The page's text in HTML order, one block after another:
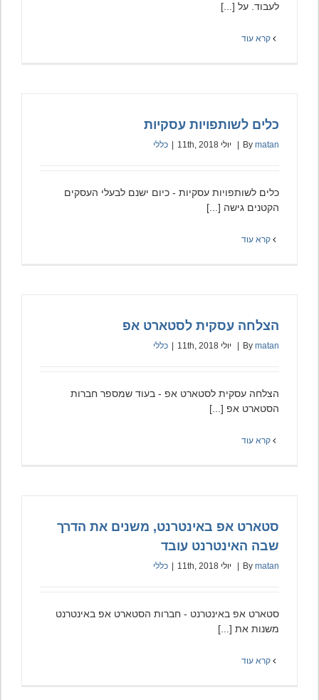
לעבוד. על [...]
קרא עוד
כלים לשותפויות עסקיות
By matan יולי 11th, 2018 כללי
כלים לשותפויות עסקיות - כיום ישנם לבעלי העסקים
הקטנים גישה [...]
קרא עוד
הצלחה עסקית לסטארט אפ
By matan יולי 11th, 2018 כללי
הצלחה עסקית לסטארט אפ - בעוד שמספר חברות
הסטארט אפ [...]
קרא עוד
סטארט אפ באינטרנט, משנים את הדרך
שבה האינטרנט עובד
By matan יולי 11th, 2018 כללי
סטארט אפ באינטרנט - חברות הסטארט אפ באינטרנט
משנות את [...]
קרא עוד